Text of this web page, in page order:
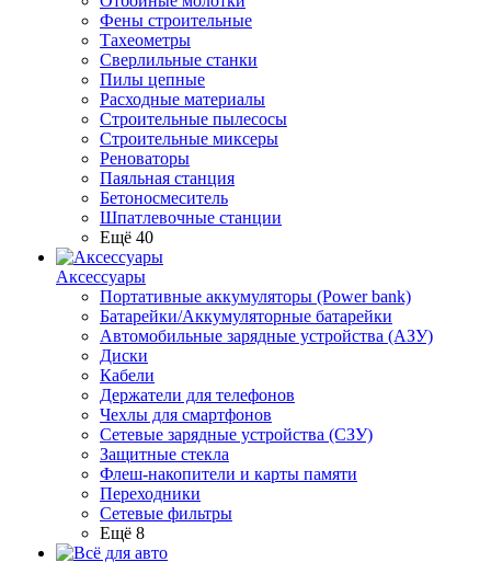
Фены строительные
Тахеометры
Сверлильные станки
Пилы цепные
Расходные материалы
Строительные пылесосы
Строительные миксеры
Реноваторы
Паяльная станция
Бетоносмеситель
Шпатлевочные станции
Ещё 40
Аксессуары
Портативные аккумуляторы (Power bank)
Батарейки/Аккумуляторные батарейки
Автомобильные зарядные устройства (АЗУ)
Диски
Кабели
Держатели для телефонов
Чехлы для смартфонов
Сетевые зарядные устройства (СЗУ)
Защитные стекла
Флеш-накопители и карты памяти
Переходники
Сетевые фильтры
Ещё 8